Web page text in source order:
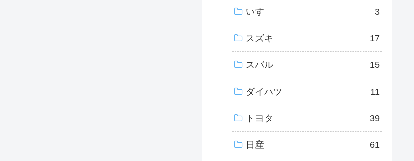
いすゞ 3
スズキ 17
スバル 15
ダイハツ 11
トヨタ 39
日産 61